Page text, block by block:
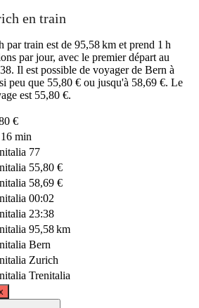
en train
train est de 95,58 km et prend 1 h
par jour, avec le premier départ au
Il est possible de voyager de Bern à
peu que 55,80 € ou jusqu'à 58,69 €. Le
est 55,80 €.
€
min
77
55,80 €
58,69 €
00:02
23:38
95,58 km
Bern
Zurich
Trenitalia
©CARTO